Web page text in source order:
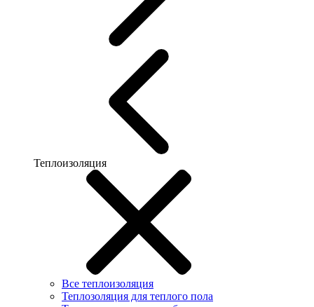
Теплоизоляция
Все теплоизоляция
Теплозоляция для теплого пола